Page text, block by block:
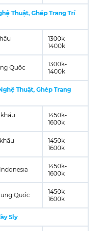
Thuật, Ghép Trang Trí
1300k-
1400k
Quốc
1300k-
1400k
Thuật, Ghép Trang
1450k-
1600k
1450k-
1600k
1450k-
1600k
Quốc
1450k-
1600k
5ly